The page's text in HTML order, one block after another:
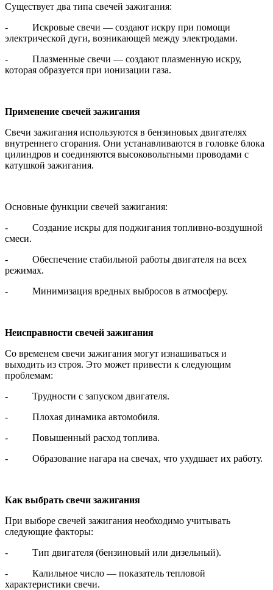
Существует два типа свечей зажигания:
- Искровые свечи — создают искру при помощи
электрической дуги, возникающей между электродами.
- Плазменные свечи — создают плазменную искру,
которая образуется при ионизации газа.
Применение свечей зажигания
Свечи зажигания используются в бензиновых двигателях
внутреннего сгорания. Они устанавливаются в головке блока
цилиндров и соединяются высоковольтными проводами с
катушкой зажигания.
Основные функции свечей зажигания:
- Создание искры для поджигания топливно-воздушной
смеси.
- Обеспечение стабильной работы двигателя на всех
режимах.
- Минимизация вредных выбросов в атмосферу.
Неисправности свечей зажигания
Со временем свечи зажигания могут изнашиваться и
выходить из строя. Это может привести к следующим
проблемам:
- Трудности с запуском двигателя.
- Плохая динамика автомобиля.
- Повышенный расход топлива.
- Образование нагара на свечах, что ухудшает их работу.
Как выбрать свечи зажигания
При выборе свечей зажигания необходимо учитывать
следующие факторы:
- Тип двигателя (бензиновый или дизельный).
- Калильное число — показатель тепловой
характеристики свечи.